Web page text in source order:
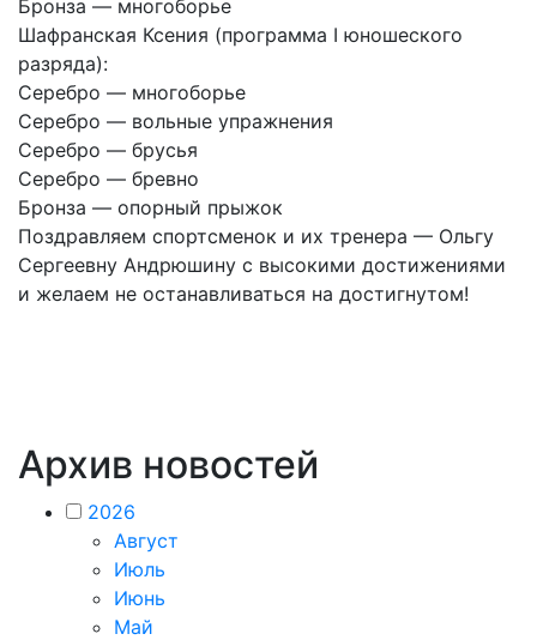
Бронза — многоборье
Шафранская Ксения (программа I юношеского
разряда):
Серебро — многоборье
Серебро — вольные упражнения
Серебро — брусья
Серебро — бревно
Бронза — опорный прыжок
Поздравляем спортсменок и их тренера — Ольгу
Сергеевну Андрюшину с высокими достижениями
и желаем не останавливаться на достигнутом!
Архив новостей
2026
Август
Июль
Июнь
Май